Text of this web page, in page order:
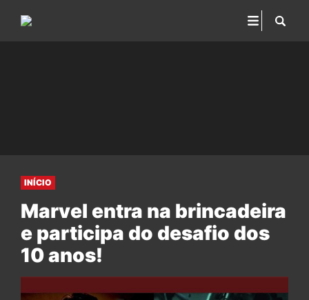
INÍCIO
Marvel entra na brincadeira
e participa do desafio dos
10 anos!